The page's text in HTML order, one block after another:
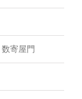
寄屋門